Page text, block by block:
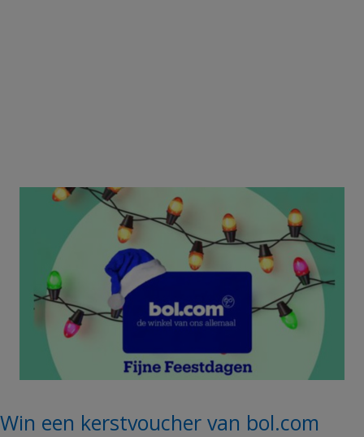
Win een kerstvoucher van bol.com